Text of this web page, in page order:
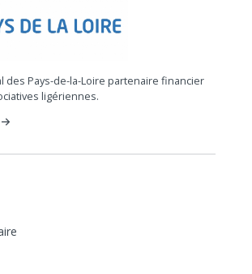
des Pays-de-la-Loire partenaire financier
ligériennes.